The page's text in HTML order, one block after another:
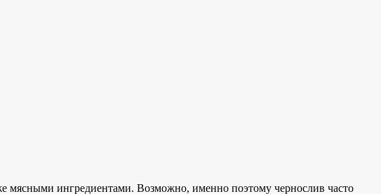
мясными ингредиентами. Возможно, именно поэтому чернослив часто